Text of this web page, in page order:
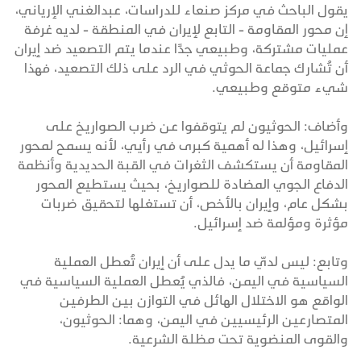
يقول الباحث في مركز صنعاء للدراسات، عبدالغني الإرياني،
إن محور المقاومة - التابع لإيران في المنطقة - لديه غرفة
عمليات مشتركة، وطبيعي جدًا عندما يتم التصعيد ضد إيران
أن تُشارك جماعة الحوثي في الرد على ذلك التصعيد، فهذا
شيء متوقع وطبيعي.
وأضاف: الحوثيون لم يتوقفوا عن ضرب الصواريخ على
إسرائيل، وهذا له أهمية كبرى في رأيي، لأنه يسمح لمحور
المقاومة أن يستكشف الثغرات في القبة الحديدية وأنظمة
الدفاع الجوي المضادة للصواريخ، بحيث يستطيع المحور
بشكل عام، وإيران بالأخص، أن تستغلها لتحقيق ضربات
مؤثرة ومؤلمة ضد إسرائيل.
وتابع: ليس لديّ ما يدل على أن إيران تُعطل العملية
السياسية في اليمن، فالذي يُعطل العملية السياسية في
الواقع هو الاختلال الهائل في التوازن بين الطرفين
المتصارعين الرئيسيين في اليمن، وهما: الحوثيون،
والقوى المنضوية تحت مظلة الشرعية.